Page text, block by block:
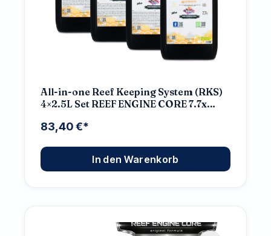
All-in-one Reef Keeping System (RKS)
4×2.5L Set REEF ENGINE CORE 7.7x
83,40 €*
In den Warenkorb